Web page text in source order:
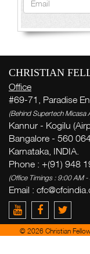
CHRISTIAN
Office
#69-71, Paradise
(Behind Supertech Micasa
Kannur - Kogilu
Bangalore - 560
Karnataka, INDIA.
Phone : +(91) 948
(Office Timings : 9:00 AM
Email :
© 2026 Christian